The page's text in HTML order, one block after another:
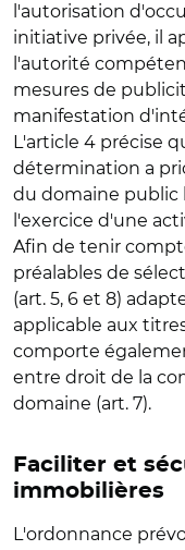
l'autorisation
initiative privée, il
l'autorité
mesures de
manifestation
L'article 4 précise
détermination a
du domaine public
l'exercice d'une
Afin de tenir
préalables de
(art. 5, 6 et 8)
applicable aux
comporte
entre droit de la
domaine (art. 7).
Faciliter et
immobilières
L'ordonnance